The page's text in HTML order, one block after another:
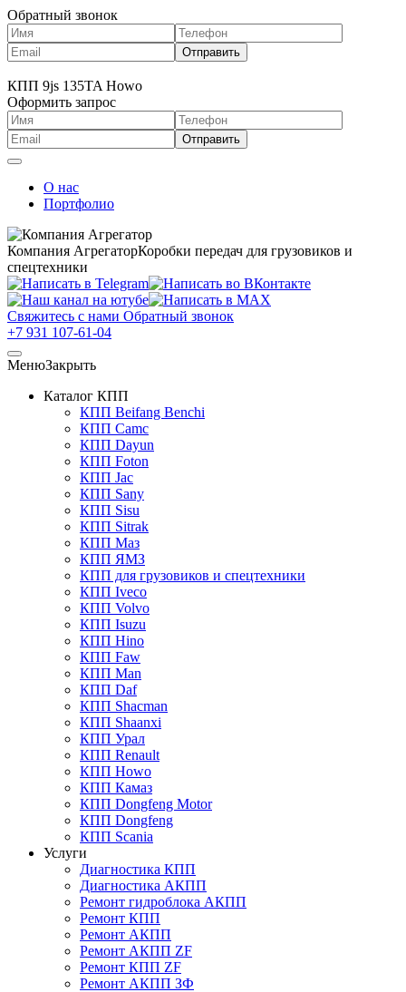
Обратный звонок
КПП 9js 135TA Howo
Оформить запрос
О нас
Портфолио
Компания АгрегаторКоробки передач для грузовиков и
спецтехники
Свяжитесь с нами Обратный звонок
+7 931 107-61-04
МенюЗакрыть
Каталог КПП
КПП Beifang Benchi
КПП Camc
КПП Dayun
КПП Foton
КПП Jac
КПП Sany
КПП Sisu
КПП Sitrak
КПП Маз
КПП ЯМЗ
КПП для грузовиков и спецтехники
КПП Iveco
КПП Volvo
КПП Isuzu
КПП Hino
КПП Faw
КПП Man
КПП Daf
КПП Shacman
КПП Shaanxi
КПП Урал
КПП Renault
КПП Howo
КПП Камаз
КПП Dongfeng Motor
КПП Dongfeng
КПП Scania
Услуги
Диагностика КПП
Диагностика АКПП
Ремонт гидроблока АКПП
Ремонт КПП
Ремонт АКПП
Ремонт АКПП ZF
Ремонт КПП ZF
Ремонт АКПП ЗФ